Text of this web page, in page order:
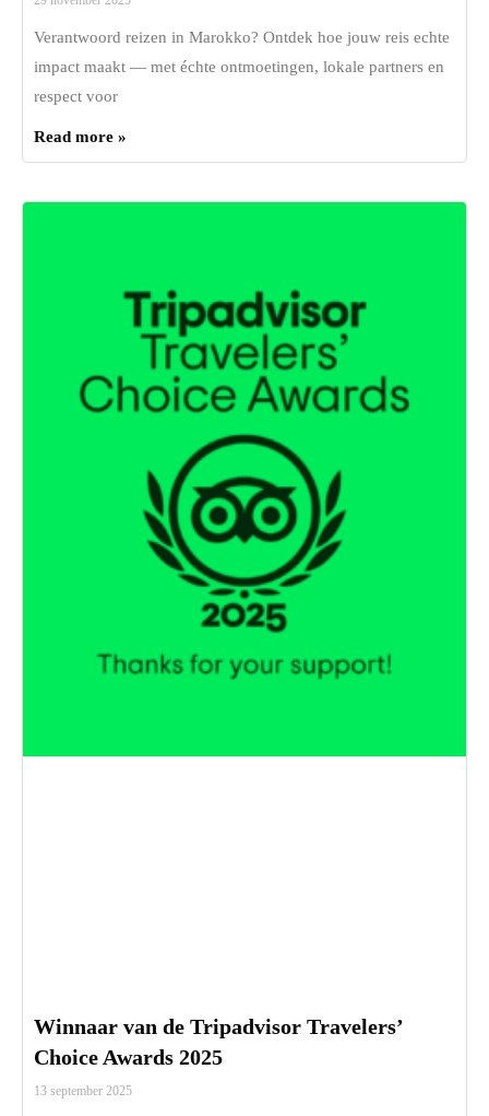
Verantwoord reizen in Marokko? Ontdek hoe jouw reis echte
impact maakt — met échte ontmoetingen, lokale partners en
respect voor
Read more »
Winnaar van de Tripadvisor Travelers’
Choice Awards 2025
13 september 2025